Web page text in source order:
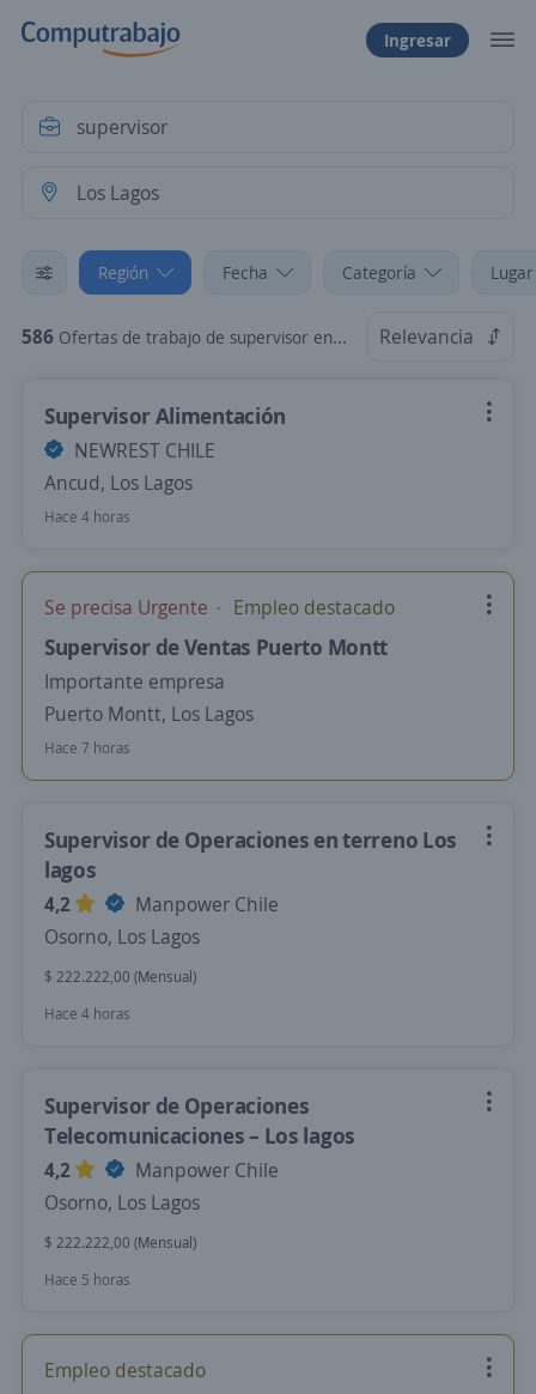
Ingresar
Región Fecha Categoría
586 Ofertas de trabajo de supervisor en Los Lagos Relevancia
Supervisor Alimentación
NEWREST CHILE
Ancud, Los Lagos
Hace 4 horas
Se precisa Urgente Empleo destacado
Supervisor de Ventas Puerto Montt
Importante empresa
Puerto Montt, Los Lagos
Hace 7 horas
Supervisor de Operaciones en terreno Los
lagos
4,2
Manpower Chile
Osorno, Los Lagos
$ 222.222,00 (Mensual)
Hace 4 horas
Supervisor de Operaciones
Telecomunicaciones – Los lagos
4,2
Manpower Chile
Osorno, Los Lagos
$ 222.222,00 (Mensual)
Hace 5 horas
Empleo destacado